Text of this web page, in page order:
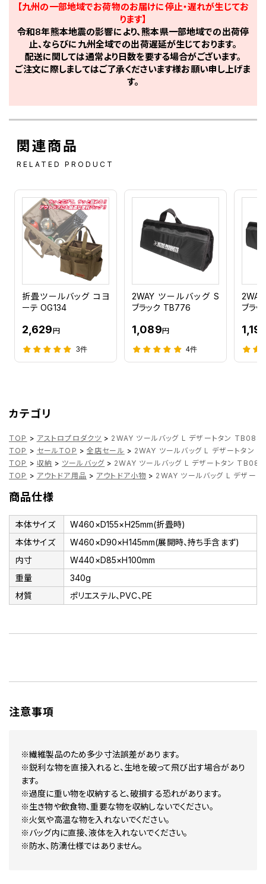
【九州の一部地域でお荷物のお届けに停止・遅れが生じてお
ります】
令和8年熊本地震の影響により、熊本県一部地域での出荷停
止、ならびに九州全域での出荷遅延が生じております。
配送に関しては通常より日数を要する場合がございます。
ご注文に際しましてはご了承くださいます様お願い申し上げま
す。
関連商品
RELATED PRODUCT
折畳ツールバッグ コヨ
ーテ OG134
2,629円
3件
2WAY ツールバッグ S
ブラック TB776
1,089円
4件
ブラ
カテゴリ
TOP > アストロプロダクツ > 2WAY ツールバッグ L デザートタン TB084
TOP > セールTOP > 全店セール > 2WAY ツールバッグ L デザートタン
TOP > 収納 > ツールバッグ > 2WAY ツールバッグ L デザートタン TB084
TOP > アウトドア用品 > アウトドア小物 > 2WAY ツールバッグ L デザー
商品仕様
本体サイズ
W460×D155×H25mm(折畳時)
本体サイズ
W460×D90×H145mm(展開時、持ち手含まず)
内寸
W440×D85×H100mm
重量
340g
材質
ポリエステル、PVC、PE
注意事項
※繊維製品のため多少寸法誤差があります。
※鋭利な物を直接入れると、生地を破って飛び出す場合があり
ます。
※過度に重い物を収納すると、破損する恐れがあります。
※生き物や飲食物、重要な物を収納しないでください。
※火気や高温な物を入れないでください。
※バッグ内に直接、液体を入れないでください。
※防水、防滴仕様ではありません。